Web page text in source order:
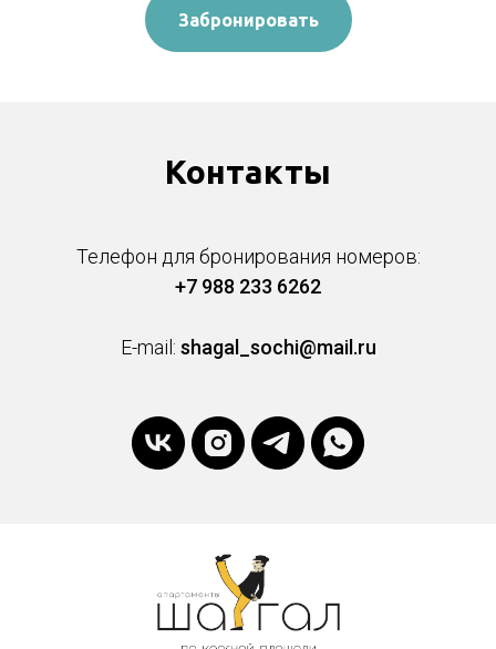
Забронировать
Контакты
Телефон для бронирования номеров:
+7 988 233 6262
E-mail: shagal_sochi@mail.ru